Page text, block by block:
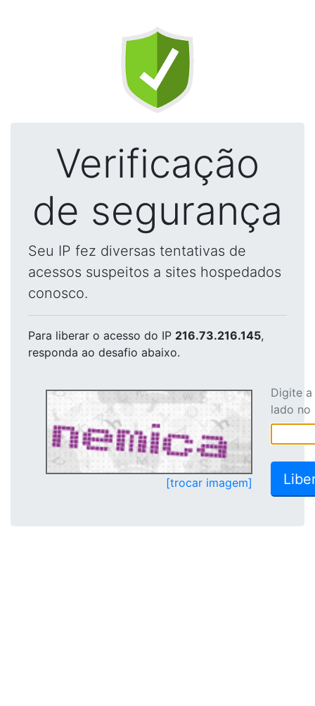
Verificação
de segurança
Seu IP fez diversas tentativas de
acessos suspeitos a sites hospedados
conosco.
Para liberar o acesso do IP 216.73.216.145,
responda ao desafio abaixo.
[trocar imagem]
Digite
lado no